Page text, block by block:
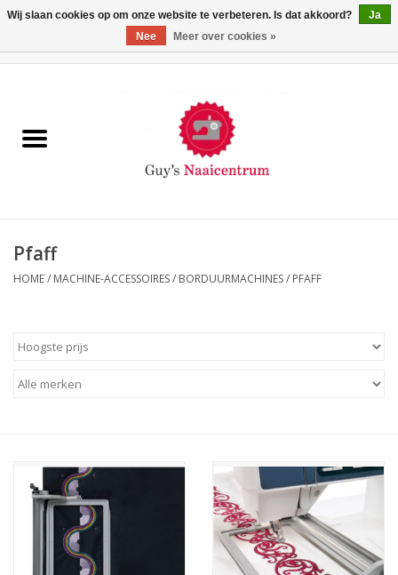
Machines
Paspoppen
Opbergsystemen
Stoffen
Breien en haken
Pfaff
HOME/ MACHINE-ACCESSOIRES/ BORDUURMACHINES/ PFAFF
Wij slaan cookies op om onze website te verbeteren. Is dat akkoord?
Ja
Nee
Meer over cookies »